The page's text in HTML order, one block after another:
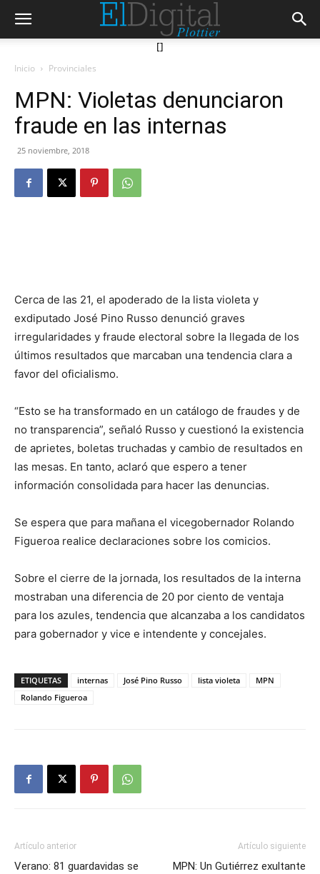
[]
Inicio Provinciales
MPN: Violetas denunciaron
fraude en las internas
25 noviembre, 2018
Cerca de las 21, el apoderado de la lista violeta y
exdiputado José Pino Russo denunció graves
irregularidades y fraude electoral sobre la llegada de los
últimos resultados que marcaban una tendencia clara a
favor del oficialismo.
“Esto se ha transformado en un catálogo de fraudes y de
no transparencia”, señaló Russo y cuestionó la existencia
de aprietes, boletas truchadas y cambio de resultados en
las mesas. En tanto, aclaró que espero a tener
información consolidada para hacer las denuncias.
Se espera que para mañana el vicegobernador Rolando
Figueroa realice declaraciones sobre los comicios.
Sobre el cierre de la jornada, los resultados de la interna
mostraban una diferencia de 20 por ciento de ventaja
para los azules, tendencia que alcanzaba a los candidatos
para gobernador y vice e intendente y concejales.
ETIQUETAS internas José Pino Russo lista violeta
MPN
Rolando Figueroa
Artículo anterior
Verano: 81 guardavidas se
Artículo siguiente
MPN: Un Gutiérrez exultante